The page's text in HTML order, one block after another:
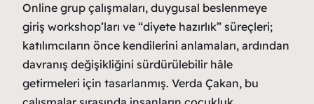
Online grup çalışmaları, duygusal beslenmeye
giriş workshop’ları ve “diyete hazırlık” süreçleri;
katılımcıların önce kendilerini anlamaları, ardından
davranış değişikliğini sürdürülebilir hâle
getirmeleri için tasarlanmış. Verda Çakan, bu